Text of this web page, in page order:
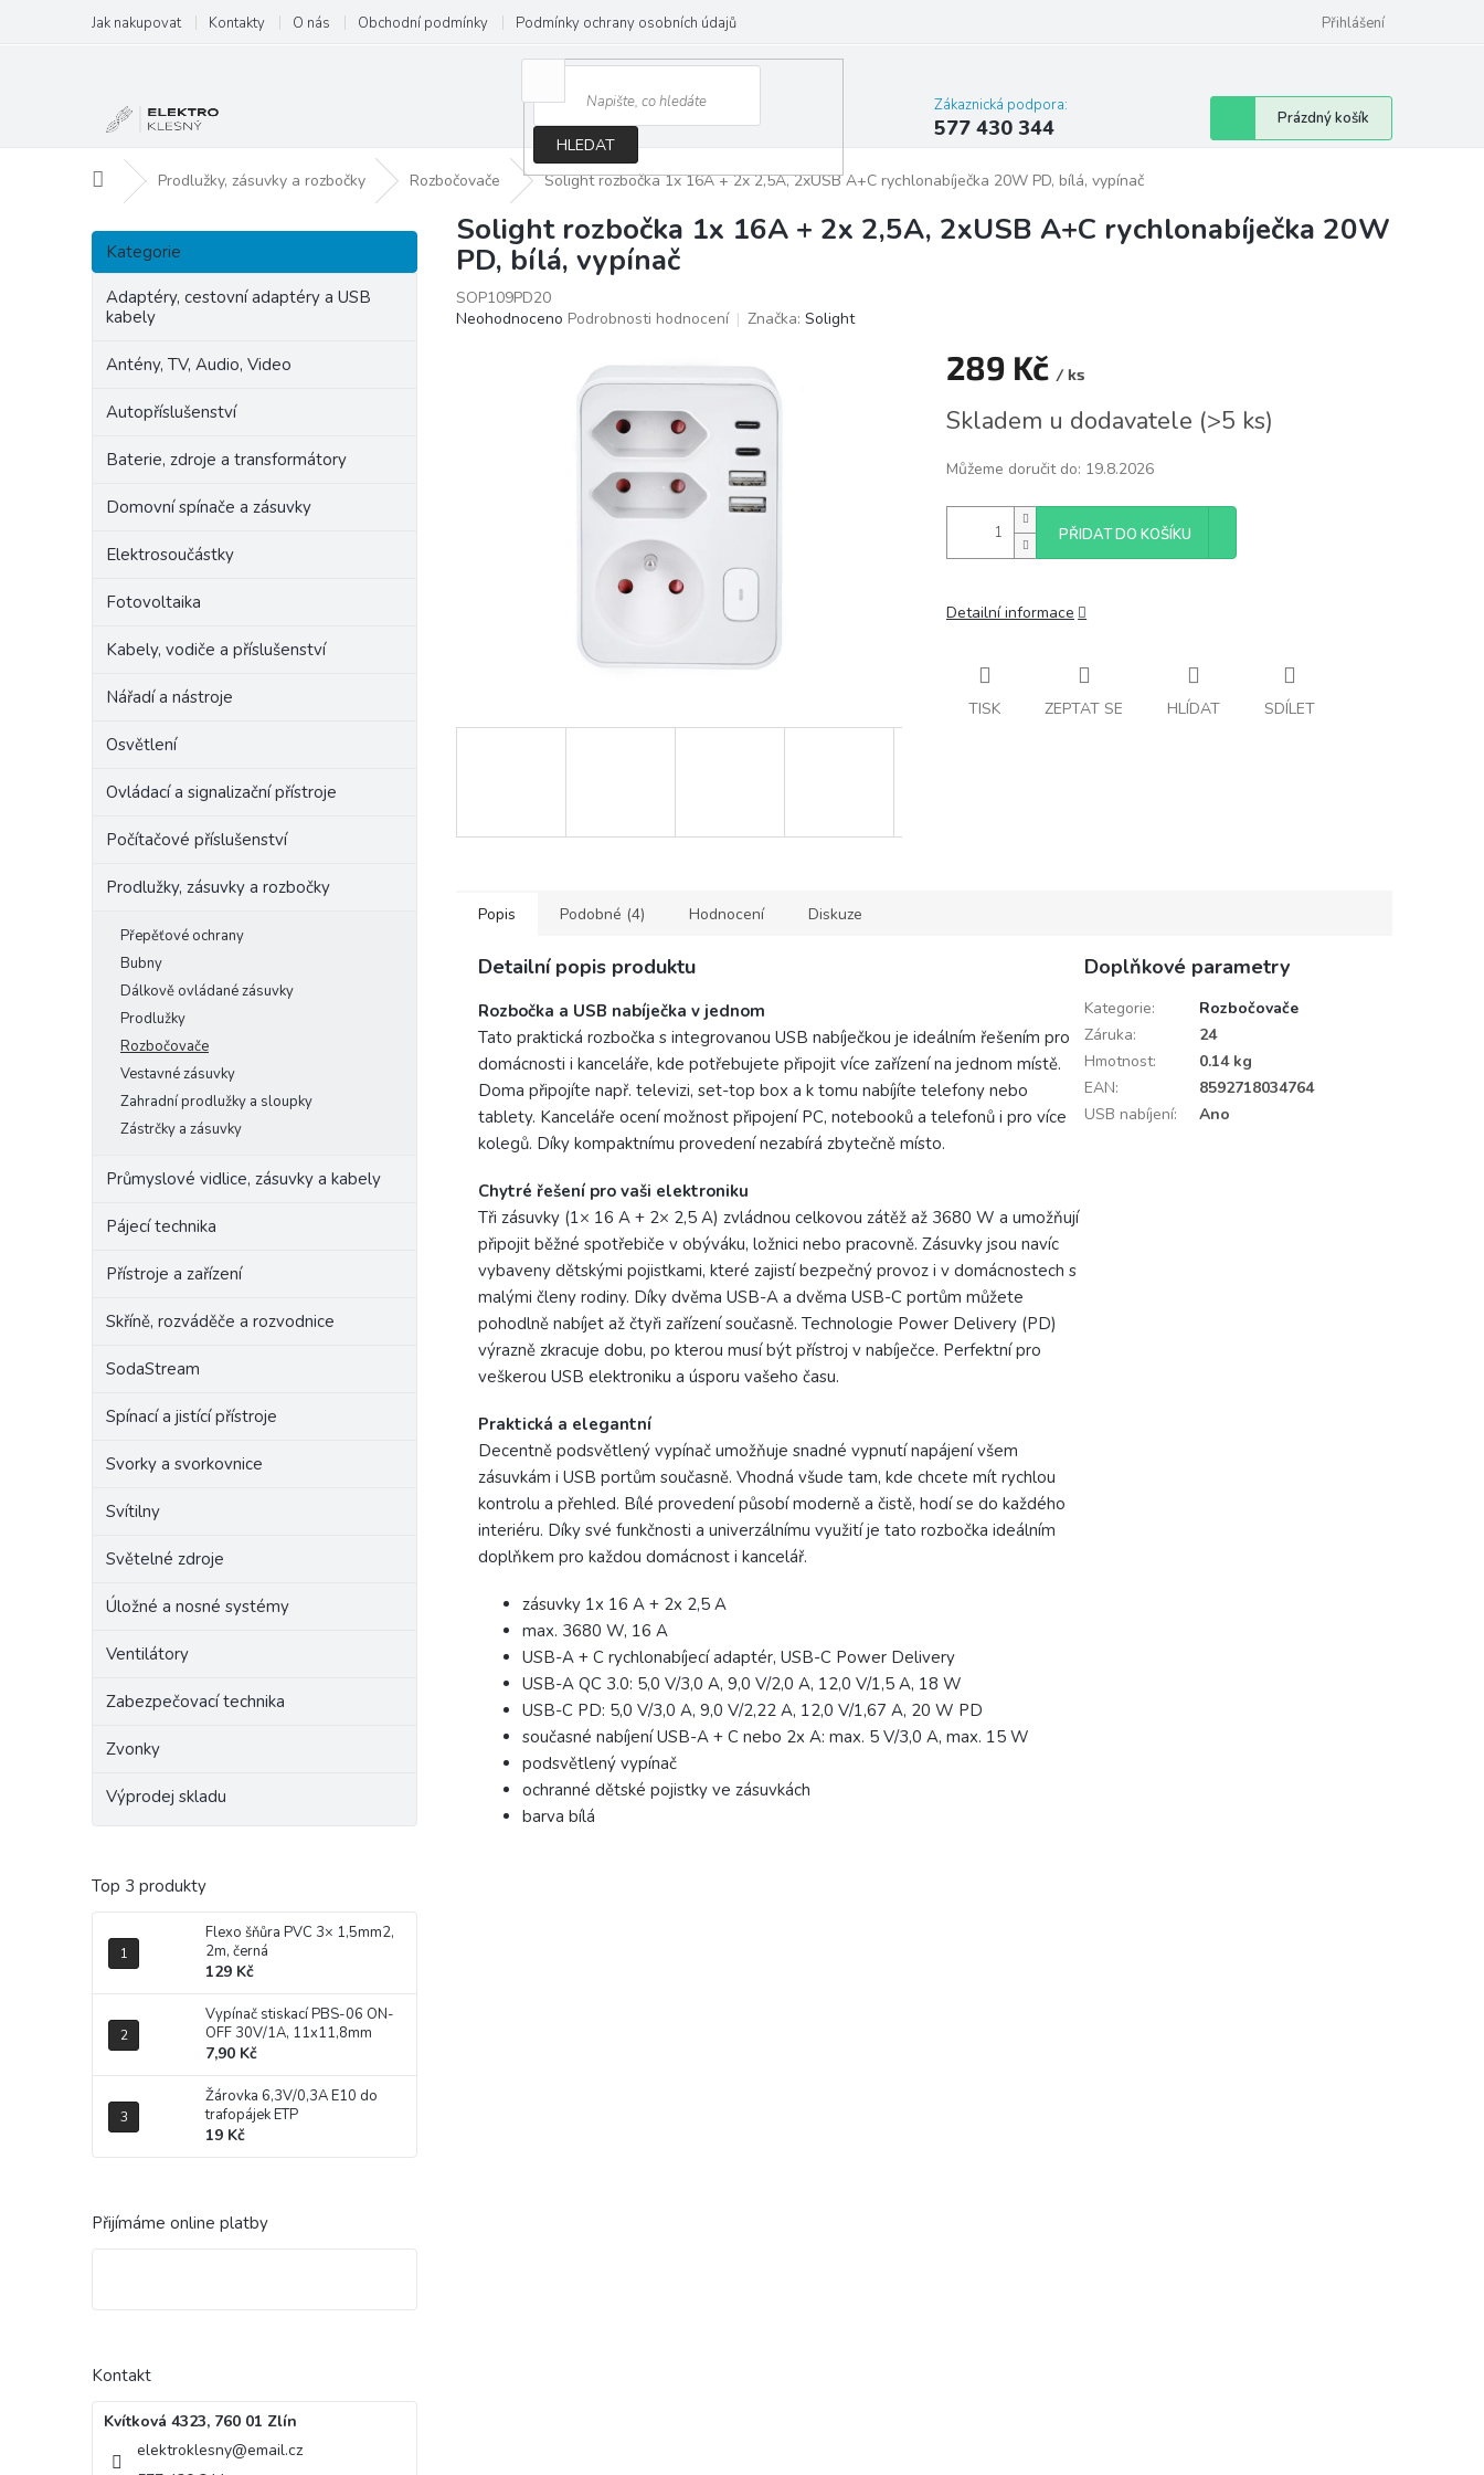
obsah
Jak nakupovat Kontakty O nás Obchodní podmínky Podmínky ochrany osobních údajů Přihlášení
HLEDAT
Zákaznická podpora:
577 430 344
Nákupní
košík
Prázdný košík
Domů Prodlužky, zásuvky a rozbočky Rozbočovače Solight rozbočka 1x 16A + 2x 2,5A, 2xUSB A+C rychlonabíječka 20W PD, bílá, vypínač
P
s
Přeskočit
kategorie
Kategorie
Adaptéry, cestovní adaptéry a USB
kabely
Antény, TV, Audio, Video
Autopříslušenství
Baterie, zdroje a transformátory
Domovní spínače a zásuvky
Elektrosoučástky
Fotovoltaika
Kabely, vodiče a příslušenství
Nářadí a nástroje
Osvětlení
Ovládací a signalizační přístroje
Počítačové příslušenství
Prodlužky, zásuvky a rozbočky
Přepěťové ochrany
Bubny
Dálkově ovládané zásuvky
Prodlužky
Rozbočovače
Vestavné zásuvky
Zahradní prodlužky a sloupky
Zástrčky a zásuvky
Průmyslové vidlice, zásuvky a kabely
Pájecí technika
Přístroje a zařízení
Skříně, rozváděče a rozvodnice
SodaStream
Spínací a jistící přístroje
Svorky a svorkovnice
Svítilny
Světelné zdroje
Úložné a nosné systémy
Ventilátory
Zabezpečovací technika
Zvonky
Výprodej skladu
Top 3 produkty
Flexo šňůra PVC 3× 1,5mm2,
2m, černá
129 Kč
Vypínač stiskací PBS-06 ON-
OFF 30V/1A, 11x11,8mm
7,90 Kč
Žárovka 6,3V/0,3A E10 do
trafopájek ETP
19 Kč
Přijímáme online platby
Kontakt
Kvítková 4323, 760 01 Zlín
elektroklesny@email.cz
Solight rozbočka 1x 16A + 2x 2,5A, 2xUSB A+C rychlonabíječka 20W
PD, bílá, vypínač
SOP109PD20
Průměrné
Neohodnoceno Podrobnosti hodnocení Značka: Solight
289 Kč / ks
cena:
Skladem u dodavatele (>5 ks)
Můžeme doručit do: 19.8.2026
PŘIDAT DO KOŠÍKU
Detailní informace
TISK ZEPTAT SE HLÍDAT SDÍLET
Popis Podobné (4) Hodnocení Diskuze
Detailní popis produktu
Rozbočka a USB nabíječka v jednom
Tato praktická rozbočka s integrovanou USB nabíječkou je ideálním řešením pro
domácnosti i kanceláře, kde potřebujete připojit více zařízení na jednom místě.
Doma připojíte např. televizi, set-top box a k tomu nabíjíte telefony nebo
tablety. Kanceláře ocení možnost připojení PC, notebooků a telefonů i pro více
kolegů. Díky kompaktnímu provedení nezabírá zbytečně místo.
Chytré řešení pro vaši elektroniku
Tři zásuvky (1× 16 A + 2× 2,5 A) zvládnou celkovou zátěž až 3680 W a umožňují
připojit běžné spotřebiče v obýváku, ložnici nebo pracovně. Zásuvky jsou navíc
vybaveny dětskými pojistkami, které zajistí bezpečný provoz i v domácnostech s
malými členy rodiny. Díky dvěma USB-A a dvěma USB-C portům můžete
pohodlně nabíjet až čtyři zařízení současně. Technologie Power Delivery (PD)
výrazně zkracuje dobu, po kterou musí být přístroj v nabíječce. Perfektní pro
veškerou USB elektroniku a úsporu vašeho času.
Praktická a elegantní
Decentně podsvětlený vypínač umožňuje snadné vypnutí napájení všem
zásuvkám i USB portům současně. Vhodná všude tam, kde chcete mít rychlou
kontrolu a přehled. Bílé provedení působí moderně a čistě, hodí se do každého
interiéru. Díky své funkčnosti a univerzálnímu využití je tato rozbočka ideálním
doplňkem pro každou domácnost i kancelář.
zásuvky 1x 16 A + 2x 2,5 A
max. 3680 W, 16 A
USB-A + C rychlonabíjecí adaptér, USB-C Power Delivery
USB-A QC 3.0: 5,0 V/3,0 A, 9,0 V/2,0 A, 12,0 V/1,5 A, 18 W
USB-C PD: 5,0 V/3,0 A, 9,0 V/2,22 A, 12,0 V/1,67 A, 20 W PD
současné nabíjení USB-A + C nebo 2x A: max. 5 V/3,0 A, max. 15 W
podsvětlený vypínač
ochranné dětské pojistky ve zásuvkách
barva bílá
Doplňkové parametry
Kategorie:
Rozbočovače
Záruka:
24
Hmotnost:
0.14 kg
EAN:
8592718034764
USB nabíjení: Ano